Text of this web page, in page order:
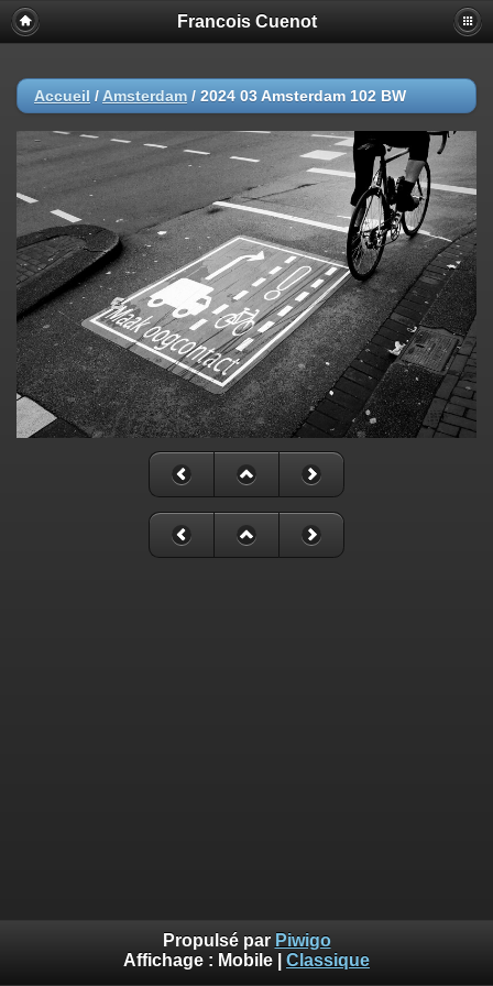
Francois Cuenot
Accueil / Amsterdam / 2024 03 Amsterdam 102 BW
Propulsé par Piwigo
Affichage : Mobile Classique